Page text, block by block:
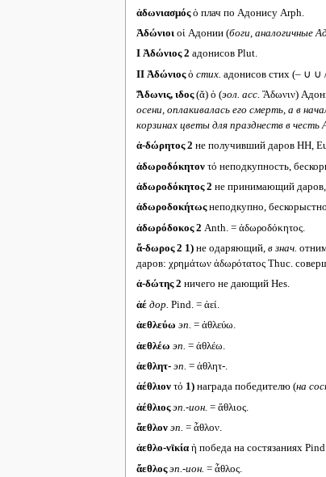
ἀδωνιασμόςὁ плач по Адонису Arph.
Ἀδώνιοι οἱ Адонии (боги, аналогичные
I Ἀδώνιος 2 адонисов Plut.
II Ἀδώνιοςὁ стих. адонисов стих (­– ∪ ∪
Ἄδωνις, ιδος(ᾰ) ὁ (эол. acc. Ἄδωνιν)
осени, оплакивалась его смерть, а в
корзинах цветы для празднеств в честь
ἀ-δώρητος 2 не получивший даров HH,
ἀδωροδόκητον τό неподкупность,
ἀδωροδόκητος 2 не принимающий
ἀδωροδοκήτωςнеподкупно,
ἀδωρόδοκος 2 Anth. = ἀδωροδόκητος.
ἄ-δωρος 2 1)не одаряющий, в знач.
даров: χρημάτων ἀδωρότατος Thuc.
ἀ-δώτης 2 ничего не дающий Hes.
ἀέ дор. Pind. = ἀεί.
ἀεθλεύω эп. = ἀθλεύω.
ἀεθλέω эп. = ἀθλέω.
ἀεθλητ- эп. = ἀθλητ-.
ἀέθλιον τό 1)награда победителю (на
ἀέθλιος эп.-ион. = ἄθλιος.
ἄεθλον эп. = ἆθλον.
ἀεθλο-νῑκία ἡ победа на состязаниях
ἄεθλος эп.-ион. = ἆθλος.